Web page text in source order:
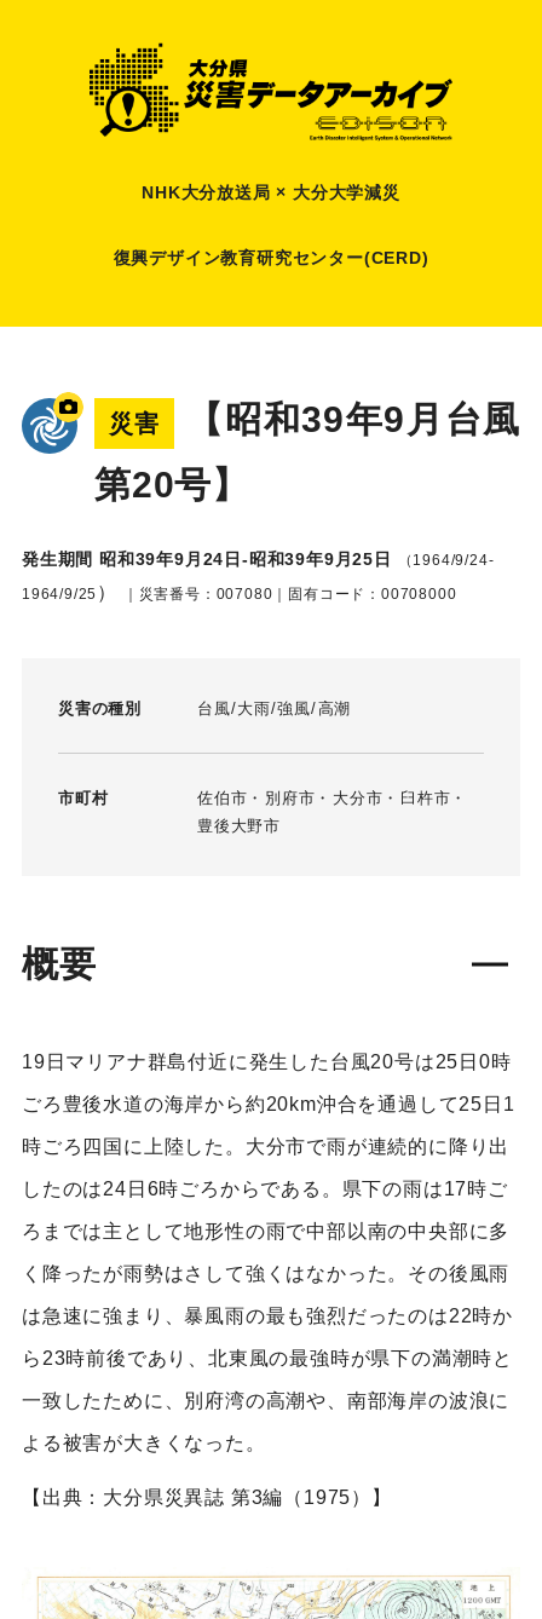
NHK大分放送局 × 大分大学減災
復興デザイン教育研究センター(CERD)
災害
【昭和39年9月台風
第20号】
発生期間 昭和39年9月24日-昭和39年9月25日
（1964/9/24-
1964/9/25 ） ｜災害番号：007080｜固有コード：00708000
災害の種別 台風 大雨 強風 高潮
市町村 佐伯市 別府市 大分市
臼杵市
豊後大野市
概要
19日マリアナ群島付近に発生した台風20号は25日0時
ごろ豊後水道の海岸から約20km沖合を通過して25日1
時ごろ四国に上陸した。大分市で雨が連続的に降り出
したのは24日6時ごろからである。県下の雨は17時ご
ろまでは主として地形性の雨で中部以南の中央部に多
く降ったが雨勢はさして強くはなかった。その後風雨
は急速に強まり、暴風雨の最も強烈だったのは22時か
ら23時前後であり、北東風の最強時が県下の満潮時と
一致したために、別府湾の高潮や、南部海岸の波浪に
よる被害が大きくなった。
【出典：大分県災異誌 第3編（1975）】